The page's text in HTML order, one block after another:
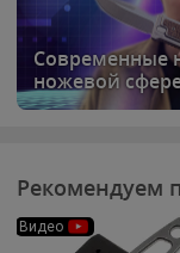
Современные
ножевой
Рекомендуем
Видео